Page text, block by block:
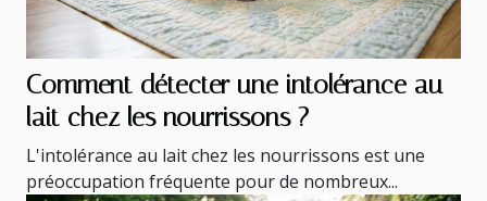
Comment détecter une intolérance au
lait chez les nourrissons ?
L'intolérance au lait chez les nourrissons est une
préoccupation fréquente pour de nombreux...